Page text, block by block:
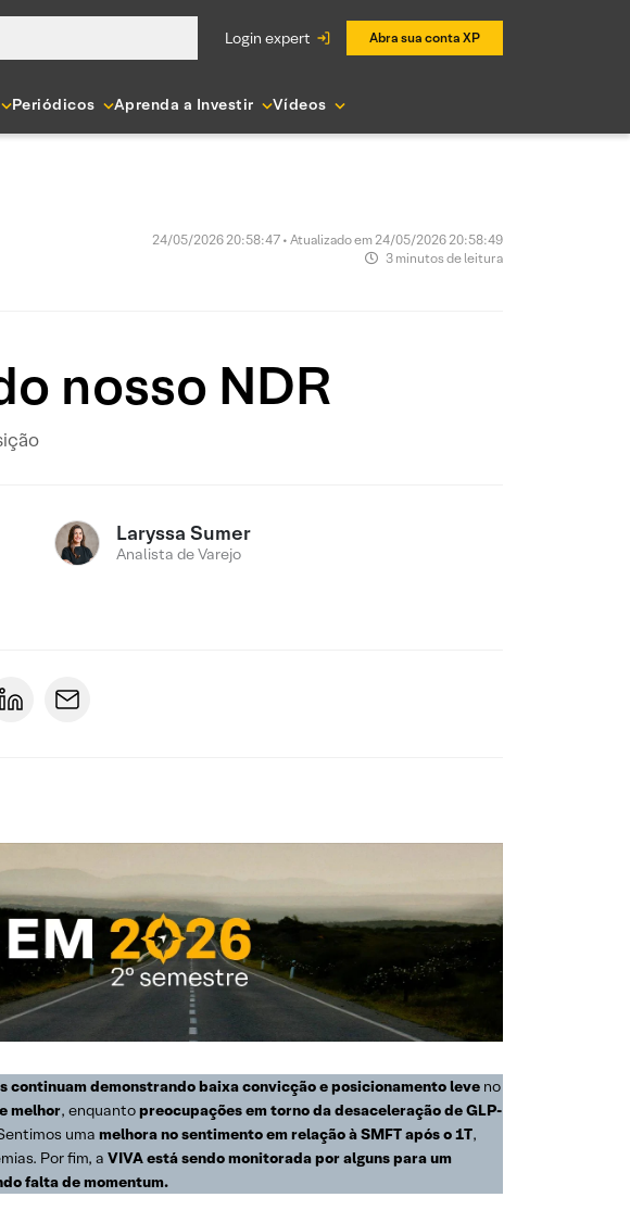
login expert Abra sua conta XP
Periódicos Aprenda a Investir Vídeos
24/05/2026 20:58:47 • Atualizado em 24/05/2026 20:58:49
3 minutos de leitura
nosso NDR
Laryssa Sumer
Analista de Varejo
continuam demonstrando baixa convicção e posicionamento leve no
melhor, enquantopreocupações em torno da desaceleração de GLP-
uma melhora no sentimento em relação à SMFT após o 1T,
Por fim, a VIVA está sendo monitorada por alguns para um
falta de momentum.